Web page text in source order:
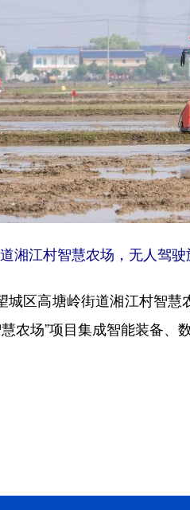
江村智慧农场，无人驾驶
区高塘岭街道湘江村智慧
农场”项目集成智能装备